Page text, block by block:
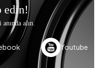
edin!
alın.
Youtube